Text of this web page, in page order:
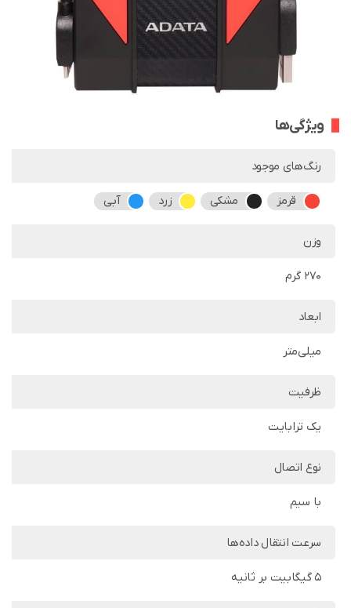
ویژگی‌ها
رنگ‌های موجود
قرمز مشکی زرد آبی
وزن
270 گرم
ابعاد
میلی‌متر
ظرفیت
یک ترابایت
نوع اتصال
با سیم
سرعت انتقال داده‌ها
5 گیگابیت بر ثانیه